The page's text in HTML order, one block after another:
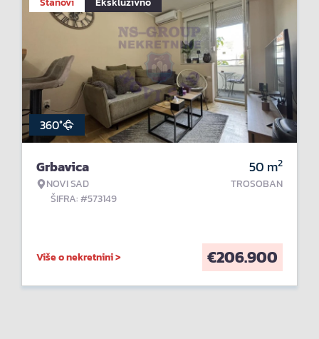
360°
Grbavica
NOVI SAD
ŠIFRA: #573149
50 m2
TROSOBAN
Više o nekretnini > €206.900